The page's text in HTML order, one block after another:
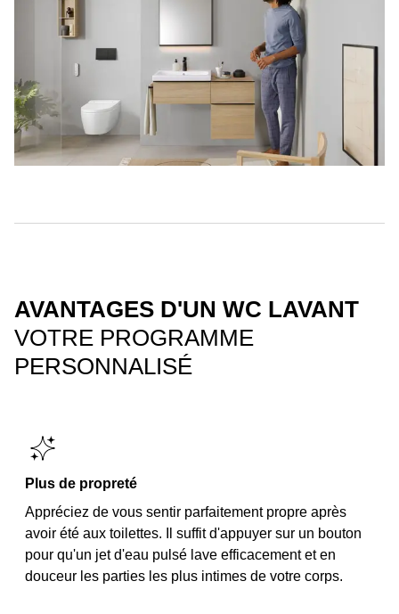
AVANTAGES D'UN WC LAVANT
VOTRE PROGRAMME
PERSONNALISÉ
Plus de propreté
Appréciez de vous sentir parfaitement propre après
avoir été aux toilettes. Il suffit d'appuyer sur un bouton
pour qu'un jet d'eau pulsé lave efficacement et en
douceur les parties les plus intimes de votre corps.